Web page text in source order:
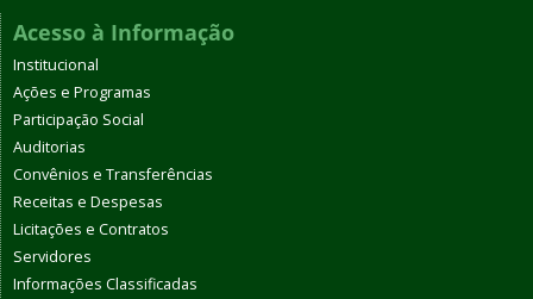
Acesso à Informação
Institucional
Ações e Programas
Participação Social
Auditorias
Convênios e Transferências
Receitas e Despesas
Licitações e Contratos
Servidores
Informações Classificadas